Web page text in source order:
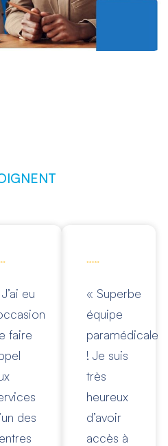
eu
faire
des
« Superbe
équipe
paramédicale
! Je suis
très
heureux
d’avoir
accès à